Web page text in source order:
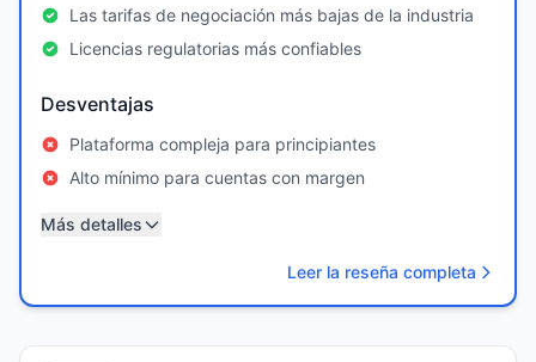
Las tarifas de negociación más bajas de la industria
Licencias regulatorias más confiables
Desventajas
Plataforma compleja para principiantes
Alto mínimo para cuentas con margen
Más detalles
Leer la reseña completa